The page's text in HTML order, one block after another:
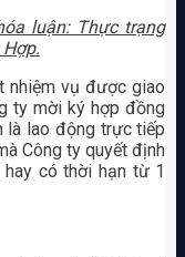
luận: Thực trạng
nhiệm vụ được giao
ty mời ký hợp đồng
là lao động trực tiếp
Công ty quyết định
có thời hạn từ 1